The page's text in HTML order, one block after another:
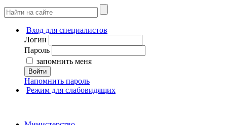
Вход для специалистов
Логин
Пароль
запомнить меня
Войти
Напомнить пароль
Режим для слабовидящих